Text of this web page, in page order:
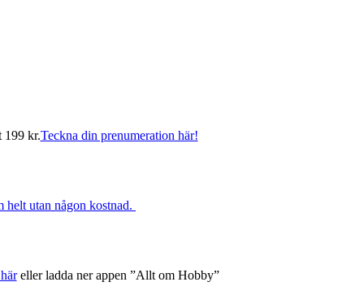
199 kr.Teckna din prenumeration här!
utan någon kostnad.
eller ladda ner appen ”Allt om Hobby”